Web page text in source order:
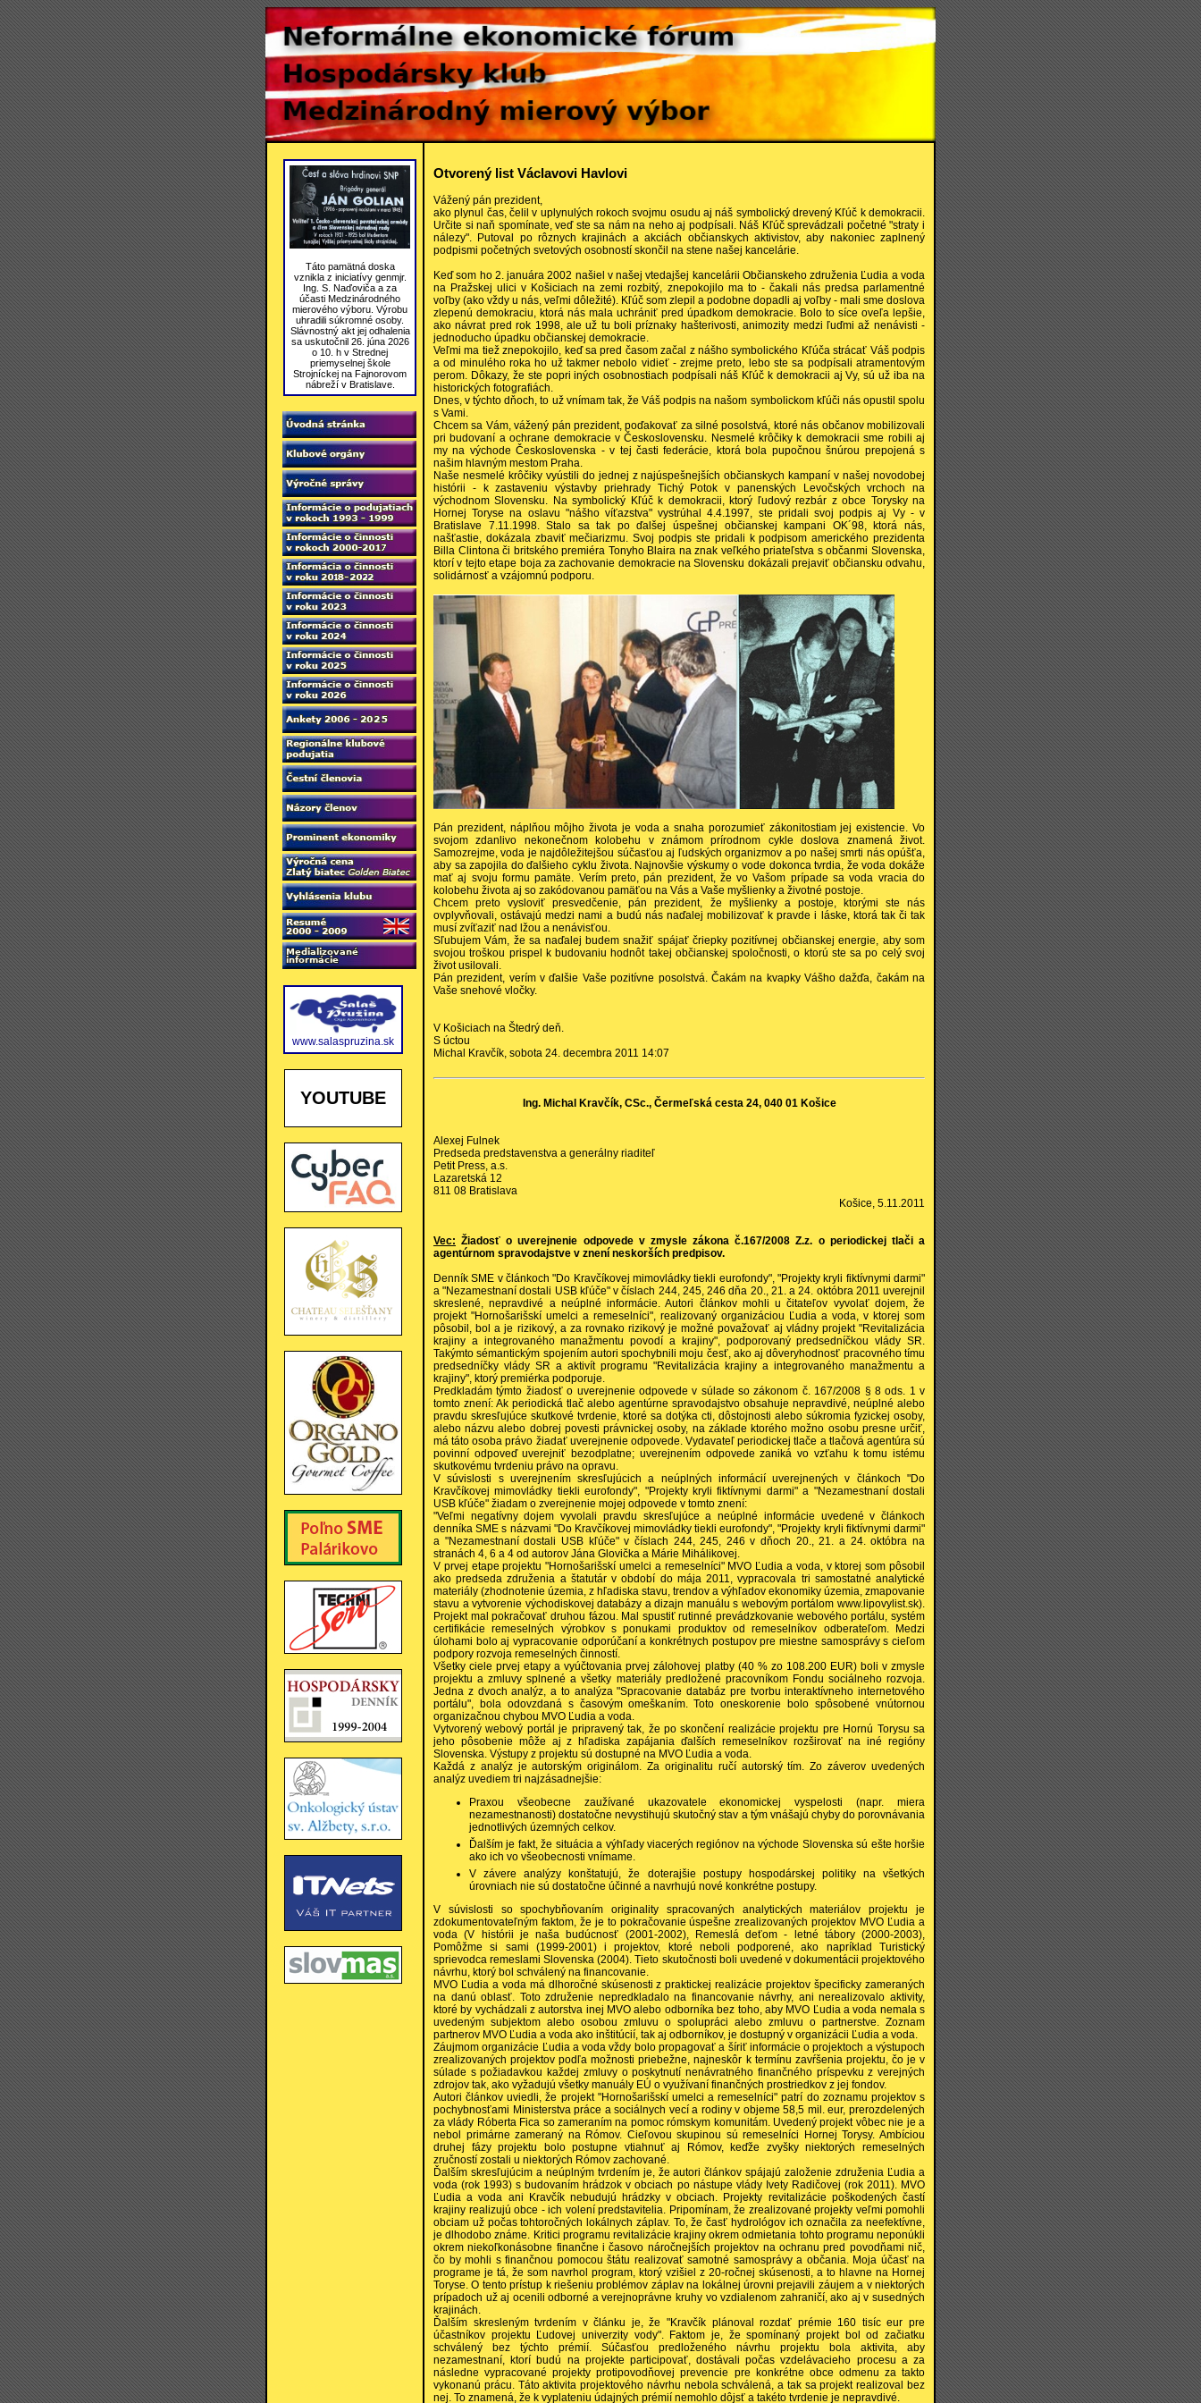
Táto pamätná doska
vznikla z iniciatívy genmjr.
Ing. S. Naďoviča a za
účasti Medzinárodného
mierového výboru. Výrobu
uhradili súkromné osoby.
Slávnostný akt jej odhalenia
sa uskutočnil 26. júna 2026
o 10. h v Strednej
priemyselnej škole
Strojníckej na Fajnorovom
nábreží v Bratislave.
www.salaspruzina.sk
YOUTUBE
Otvorený list Václavovi Havlovi
Vážený pán prezident,
ako plynul čas, čelil v uplynulých rokoch svojmu osudu aj náš symbolický drevený Kľúč k demokracii.
Určite si naň spomínate, veď ste sa nám na neho aj podpísali. Náš Kľúč sprevádzali početné "straty i
nálezy". Putoval po rôznych krajinách a akciách občianskych aktivistov, aby nakoniec zaplnený
podpismi početných svetových osobností skončil na stene našej kancelárie.
Keď som ho 2. januára 2002 našiel v našej vtedajšej kancelárii Občianskeho združenia Ľudia a voda
na Pražskej ulici v Košiciach na zemi rozbitý, znepokojilo ma to - čakali nás predsa parlamentné
voľby (ako vždy u nás, veľmi dôležité). Kľúč som zlepil a podobne dopadli aj voľby - mali sme doslova
zlepenú demokraciu, ktorá nás mala uchrániť pred úpadkom demokracie. Bolo to síce oveľa lepšie,
ako návrat pred rok 1998, ale už tu boli príznaky hašterivosti, animozity medzi ľuďmi až nenávisti -
jednoducho úpadku občianskej demokracie.
Veľmi ma tiež znepokojilo, keď sa pred časom začal z nášho symbolického Kľúča strácať Váš podpis
a od minulého roka ho už takmer nebolo vidieť - zrejme preto, lebo ste sa podpísali atramentovým
perom. Dôkazy, že ste popri iných osobnostiach podpísali náš Kľúč k demokracii aj Vy, sú už iba na
historických fotografiách.
Dnes, v týchto dňoch, to už vnímam tak, že Váš podpis na našom symbolickom kľúči nás opustil spolu
s Vami.
Chcem sa Vám, vážený pán prezident, poďakovať za silné posolstvá, ktoré nás občanov mobilizovali
pri budovaní a ochrane demokracie v Československu. Nesmelé krôčiky k demokracii sme robili aj
my na východe Československa - v tej časti federácie, ktorá bola pupočnou šnúrou prepojená s
našim hlavným mestom Praha.
Naše nesmelé krôčiky vyústili do jednej z najúspešnejších občianskych kampaní v našej novodobej
histórii - k zastaveniu výstavby priehrady Tichý Potok v panenských Levočských vrchoch na
východnom Slovensku. Na symbolický Kľúč k demokracii, ktorý ľudový rezbár z obce Torysky na
Hornej Toryse na oslavu "nášho víťazstva" vystrúhal 4.4.1997, ste pridali svoj podpis aj Vy - v
Bratislave 7.11.1998. Stalo sa tak po ďalšej úspešnej občianskej kampani OK´98, ktorá nás,
našťastie, dokázala zbaviť mečiarizmu. Svoj podpis ste pridali k podpisom amerického prezidenta
Billa Clintona či britského premiéra Tonyho Blaira na znak veľkého priateľstva s občanmi Slovenska,
ktorí v tejto etape boja za zachovanie demokracie na Slovensku dokázali prejaviť občiansku odvahu,
solidárnosť a vzájomnú podporu.
Pán prezident, náplňou môjho života je voda a snaha porozumieť zákonitostiam jej existencie. Vo
svojom zdanlivo nekonečnom kolobehu v známom prírodnom cykle doslova znamená život.
Samozrejme, voda je najdôležitejšou súčasťou aj ľudských organizmov a po našej smrti nás opúšťa,
aby sa zapojila do ďalšieho cyklu života. Najnovšie výskumy o vode dokonca tvrdia, že voda dokáže
mať aj svoju formu pamäte. Verím preto, pán prezident, že vo Vašom prípade sa voda vracia do
kolobehu života aj so zakódovanou pamäťou na Vás a Vaše myšlienky a životné postoje.
Chcem preto vysloviť presvedčenie, pán prezident, že myšlienky a postoje, ktorými ste nás
ovplyvňovali, ostávajú medzi nami a budú nás naďalej mobilizovať k pravde i láske, ktorá tak či tak
musí zvíťaziť nad lžou a nenávisťou.
Sľubujem Vám, že sa naďalej budem snažiť spájať čriepky pozitívnej občianskej energie, aby som
svojou troškou prispel k budovaniu hodnôt takej občianskej spoločnosti, o ktorú ste sa po celý svoj
život usilovali.
Pán prezident, verím v ďalšie Vaše pozitívne posolstvá. Čakám na kvapky Vášho dažďa, čakám na
Vaše snehové vločky.
V Košiciach na Štedrý deň.
S úctou
Michal Kravčík, sobota 24. decembra 2011 14:07
Ing. Michal Kravčík, CSc., Čermeľská cesta 24, 040 01 Košice
Alexej Fulnek
Predseda predstavenstva a generálny riaditeľ
Petit Press, a.s.
Lazaretská 12
811 08 Bratislava
Košice, 5.11.2011
Vec: Žiadosť o uverejnenie odpovede v zmysle zákona č.167/2008 Z.z. o periodickej tlači a
agentúrnom spravodajstve v znení neskorších predpisov.
Denník SME v článkoch "Do Kravčíkovej mimovládky tiekli eurofondy", "Projekty kryli fiktívnymi darmi"
a "Nezamestnaní dostali USB kľúče" v číslach 244, 245, 246 dňa 20., 21. a 24. októbra 2011 uverejnil
skreslené, nepravdivé a neúplné informácie. Autori článkov mohli u čitateľov vyvolať dojem, že
projekt "Hornošarišskí umelci a remeselníci", realizovaný organizáciou Ľudia a voda, v ktorej som
pôsobil, bol a je rizikový, a za rovnako rizikový je možné považovať aj vládny projekt "Revitalizácia
krajiny a integrovaného manažmentu povodí a krajiny", podporovaný predsedníčkou vlády SR.
Takýmto sémantickým spojením autori spochybnili moju česť, ako aj dôveryhodnosť pracovného tímu
predsedníčky vlády SR a aktivít programu "Revitalizácia krajiny a integrovaného manažmentu a
krajiny", ktorý premiérka podporuje.
Predkladám týmto žiadosť o uverejnenie odpovede v súlade so zákonom č. 167/2008 § 8 ods. 1 v
tomto znení: Ak periodická tlač alebo agentúrne spravodajstvo obsahuje nepravdivé, neúplné alebo
pravdu skresľujúce skutkové tvrdenie, ktoré sa dotýka cti, dôstojnosti alebo súkromia fyzickej osoby,
alebo názvu alebo dobrej povesti právnickej osoby, na základe ktorého možno osobu presne určiť,
má táto osoba právo žiadať uverejnenie odpovede. Vydavateľ periodickej tlače a tlačová agentúra sú
povinní odpoveď uverejniť bezodplatne; uverejnením odpovede zaniká vo vzťahu k tomu istému
skutkovému tvrdeniu právo na opravu.
V súvislosti s uverejnením skresľujúcich a neúplných informácií uverejnených v článkoch "Do
Kravčíkovej mimovládky tiekli eurofondy", "Projekty kryli fiktívnymi darmi" a "Nezamestnaní dostali
USB kľúče" žiadam o zverejnenie mojej odpovede v tomto znení:
"Veľmi negatívny dojem vyvolali pravdu skresľujúce a neúplné informácie uvedené v článkoch
denníka SME s názvami "Do Kravčíkovej mimovládky tiekli eurofondy", "Projekty kryli fiktívnymi darmi"
a "Nezamestnaní dostali USB kľúče" v číslach 244, 245, 246 v dňoch 20., 21. a 24. októbra na
stranách 4, 6 a 4 od autorov Jána Glovička a Márie Mihálikovej.
V prvej etape projektu "Hornošarišskí umelci a remeselníci" MVO Ľudia a voda, v ktorej som pôsobil
ako predseda združenia a štatutár v období do mája 2011, vypracovala tri samostatné analytické
materiály (zhodnotenie územia, z hľadiska stavu, trendov a výhľadov ekonomiky územia, zmapovanie
stavu a vytvorenie východiskovej databázy a dizajn manuálu s webovým portálom www.lipovylist.sk).
Projekt mal pokračovať druhou fázou. Mal spustiť rutinné prevádzkovanie webového portálu, systém
certifikácie remeselných výrobkov s ponukami produktov od remeselníkov odberateľom. Medzi
úlohami bolo aj vypracovanie odporúčaní a konkrétnych postupov pre miestne samosprávy s cieľom
podpory rozvoja remeselných činností.
Všetky ciele prvej etapy a vyúčtovania prvej zálohovej platby (40 % zo 108.200 EUR) boli v zmysle
projektu a zmluvy splnené a všetky materiály predložené pracovníkom Fondu sociálneho rozvoja.
Jedna z dvoch analýz, a to analýza "Spracovanie databáz pre tvorbu interaktívneho internetového
portálu", bola odovzdaná s časovým omeškaním. Toto oneskorenie bolo spôsobené vnútornou
organizačnou chybou MVO Ľudia a voda.
Vytvorený webový portál je pripravený tak, že po skončení realizácie projektu pre Hornú Torysu sa
jeho pôsobenie môže aj z hľadiska zapájania ďalších remeselníkov rozširovať na iné regióny
Slovenska. Výstupy z projektu sú dostupné na MVO Ľudia a voda.
Každá z analýz je autorským originálom. Za originalitu ručí autorský tím. Zo záverov uvedených
analýz uvediem tri najzásadnejšie:
Praxou všeobecne zaužívané ukazovatele ekonomickej vyspelosti (napr. miera
nezamestnanosti) dostatočne nevystihujú skutočný stav a tým vnášajú chyby do porovnávania
jednotlivých územných celkov.
Ďalším je fakt, že situácia a výhľady viacerých regiónov na východe Slovenska sú ešte horšie
ako ich vo všeobecnosti vnímame.
V závere analýzy konštatujú, že doterajšie postupy hospodárskej politiky na všetkých
úrovniach nie sú dostatočne účinné a navrhujú nové konkrétne postupy.
V súvislosti so spochybňovaním originality spracovaných analytických materiálov projektu je
zdokumentovateľným faktom, že je to pokračovanie úspešne zrealizovaných projektov MVO Ľudia a
voda (V histórii je naša budúcnosť (2001-2002), Remeslá deťom - letné tábory (2000-2003),
Pomôžme si sami (1999-2001) i projektov, ktoré neboli podporené, ako napríklad Turistický
sprievodca remeslami Slovenska (2004). Tieto skutočnosti boli uvedené v dokumentácii projektového
návrhu, ktorý bol schválený na financovanie.
MVO Ľudia a voda má dlhoročné skúsenosti z praktickej realizácie projektov špecificky zameraných
na danú oblasť. Toto združenie nepredkladalo na financovanie návrhy, ani nerealizovalo aktivity,
ktoré by vychádzali z autorstva inej MVO alebo odborníka bez toho, aby MVO Ľudia a voda nemala s
uvedeným subjektom alebo osobou zmluvu o spolupráci alebo zmluvu o partnerstve. Zoznam
partnerov MVO Ľudia a voda ako inštitúcií, tak aj odborníkov, je dostupný v organizácii Ľudia a voda.
Záujmom organizácie Ľudia a voda vždy bolo propagovať a šíriť informácie o projektoch a výstupoch
zrealizovaných projektov podľa možnosti priebežne, najneskôr k termínu zavŕšenia projektu, čo je v
súlade s požiadavkou každej zmluvy o poskytnutí nenávratného finančného príspevku z verejných
zdrojov tak, ako vyžadujú všetky manuály EÚ o využívaní finančných prostriedkov z jej fondov.
Autori článkov uviedli, že projekt "Hornošarišskí umelci a remeselníci" patrí do zoznamu projektov s
pochybnosťami Ministerstva práce a sociálnych vecí a rodiny v objeme 58,5 mil. eur, prerozdelených
za vlády Róberta Fica so zameraním na pomoc rómskym komunitám. Uvedený projekt vôbec nie je a
nebol primárne zameraný na Rómov. Cieľovou skupinou sú remeselníci Hornej Torysy. Ambíciou
druhej fázy projektu bolo postupne vtiahnuť aj Rómov, keďže zvyšky niektorých remeselných
zručností zostali u niektorých Rómov zachované.
Ďalším skresľujúcim a neúplným tvrdením je, že autori článkov spájajú založenie združenia Ľudia a
voda (rok 1993) s budovaním hrádzok v obciach po nástupe vlády Ivety Radičovej (rok 2011). MVO
Ľudia a voda ani Kravčík nebudujú hrádzky v obciach. Projekty revitalizácie poškodených častí
krajiny realizujú obce - ich volení predstavitelia. Pripomínam, že zrealizované projekty veľmi pomohli
obciam už počas tohtoročných lokálnych záplav. To, že časť hydrológov ich označila za neefektívne,
je dlhodobo známe. Kritici programu revitalizácie krajiny okrem odmietania tohto programu neponúkli
okrem niekoľkonásobne finančne i časovo náročnejších projektov na ochranu pred povodňami nič,
čo by mohli s finančnou pomocou štátu realizovať samotné samosprávy a občania. Moja účasť na
programe je tá, že som navrhol program, ktorý vzišiel z 20-ročnej skúsenosti, a to hlavne na Hornej
Toryse. O tento prístup k riešeniu problémov záplav na lokálnej úrovni prejavili záujem a v niektorých
prípadoch už aj ocenili odborné a verejnoprávne kruhy vo vzdialenom zahraničí, ako aj v susedných
krajinách.
Ďalším skresleným tvrdením v článku je, že "Kravčík plánoval rozdať prémie 160 tisíc eur pre
účastníkov projektu Ľudovej univerzity vody". Faktom je, že spomínaný projekt bol od začiatku
schválený bez týchto prémií. Súčasťou predloženého návrhu projektu bola aktivita, aby
nezamestnaní, ktorí budú na projekte participovať, dostávali počas vzdelávacieho procesu a za
následne vypracované projekty protipovodňovej prevencie pre konkrétne obce odmenu za takto
vykonanú prácu. Táto aktivita projektového návrhu nebola schválená, a tak sa projekt realizoval bez
nej. To znamená, že k vyplateniu údajných prémií nemohlo dôjsť a takéto tvrdenie je nepravdivé.